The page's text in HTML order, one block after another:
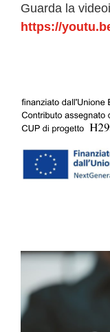
Guarda la
https://